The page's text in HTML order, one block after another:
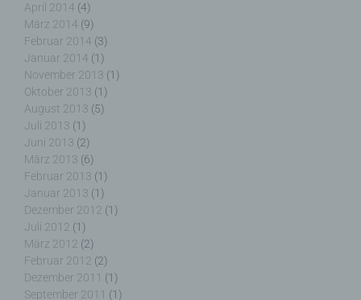
April 2014 (4)
März 2014 (9)
Februar 2014 (3)
Januar 2014 (1)
November 2013 (1)
Oktober 2013 (1)
August 2013 (5)
Juli 2013 (1)
Juni 2013 (2)
März 2013 (6)
Februar 2013 (1)
Januar 2013 (1)
Dezember 2012 (1)
Juli 2012 (1)
März 2012 (2)
Februar 2012 (2)
Dezember 2011 (1)
September 2011 (1)
Dritter ist eine natürliche oder juristische Person,
Behörde, Einrichtung oder andere Stelle außer der
betroffenen Person, dem Verantwortlichen, dem
Auftragsverarbeiter und den Personen, die unter
der unmittelbaren Verantwortung des
Verantwortlichen oder des Auftragsverarbeiters
befugt sind, die personenbezogenen Daten zu
verarbeiten.
k) Einwilligung
Einwilligung ist jede von der betroffenen Person
freiwillig für den bestimmten Fall in informierter
Weise und unmissverständlich abgegebene